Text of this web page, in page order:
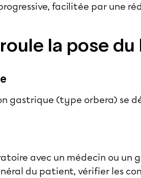
facilitée par une
la pose
gastrique (type orbera) se
avec un médecin ou un
du patient, vérifier les